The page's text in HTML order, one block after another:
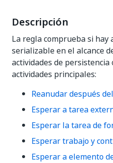
Descripción
La regla comprueba si
serializable en el alcance
actividades de persistencia
actividades principales:
Reanudar después
Esperar a tarea
Esperar la tarea de
Esperar trabajo y
Esperar a elemento